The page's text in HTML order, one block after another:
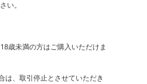
い。
歳未満の方はご購入いただけま
は、取引停止とさせていただき